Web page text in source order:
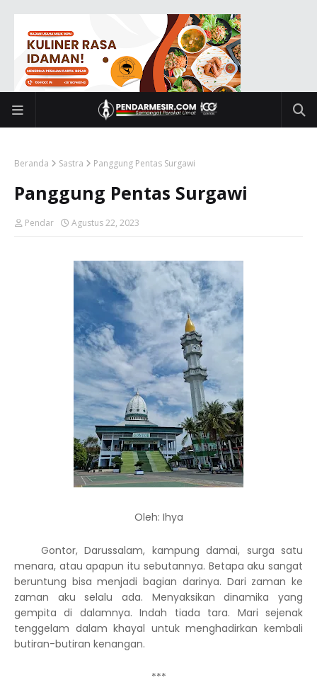
Beranda Sastra Panggung Pentas Surgawi
Panggung Pentas Surgawi
Pendar Agustus 22, 2023
Oleh: Ihya
Gontor, Darussalam, kampung damai, surga satu
menara, atau apapun itu sebutannya. Betapa aku sangat
beruntung bisa menjadi bagian darinya. Dari zaman ke
zaman aku selalu ada. Menyaksikan dinamika yang
gempita di dalamnya. Indah tiada tara. Mari sejenak
tenggelam dalam khayal untuk menghadirkan kembali
butiran-butiran kenangan.
***